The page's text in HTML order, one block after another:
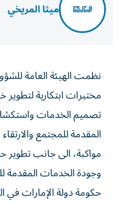
ميثا المريخي
نظمت الهيئة العامة
مختبرات ابتكارية
تصميم الخدمات
المقدمة للمجتمع
مواكبة، الى جانب
وجودة الخدمات المقدمة
حكومة دولة الإمارات في